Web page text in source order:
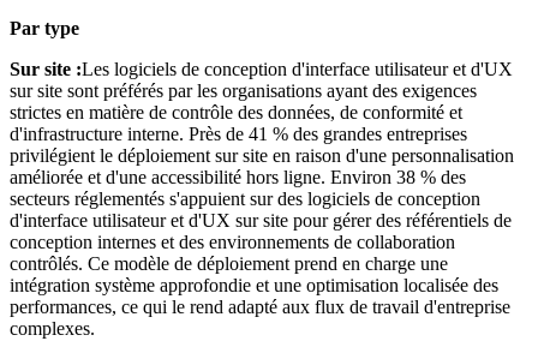
Par type
Sur site :Les logiciels de conception d'interface utilisateur et d'UX
sur site sont préférés par les organisations ayant des exigences
strictes en matière de contrôle des données, de conformité et
d'infrastructure interne. Près de 41 % des grandes entreprises
privilégient le déploiement sur site en raison d'une personnalisation
améliorée et d'une accessibilité hors ligne. Environ 38 % des
secteurs réglementés s'appuient sur des logiciels de conception
d'interface utilisateur et d'UX sur site pour gérer des référentiels de
conception internes et des environnements de collaboration
contrôlés. Ce modèle de déploiement prend en charge une
intégration système approfondie et une optimisation localisée des
performances, ce qui le rend adapté aux flux de travail d'entreprise
complexes.